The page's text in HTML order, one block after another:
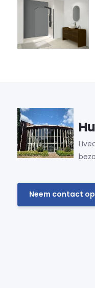
Neem contact op